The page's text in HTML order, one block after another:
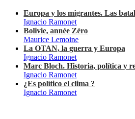
Europa y los migrantes. Las
Ignacio Ramonet
Bolivie, année Zéro
Maurice Lemoine
La OTAN, la guerra y Europa
Ignacio Ramonet
Marc Bloch. Historia, política y
Ignacio Ramonet
¿Es político el clima ?
Ignacio Ramonet